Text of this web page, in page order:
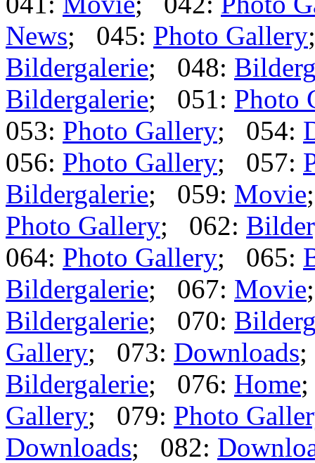
News; 045: Photo Gallery
Bildergalerie; 048:
Bildergalerie; 051: Photo
053: Photo Gallery; 054:
056: Photo Gallery; 057:
Bildergalerie; 059: Movie
Photo Gallery; 062:
064: Photo Gallery; 065:
Bildergalerie; 067: Movie
Bildergalerie; 070:
Gallery; 073: Downloads
Bildergalerie; 076: Home
Gallery; 079: Photo
Downloads; 082: